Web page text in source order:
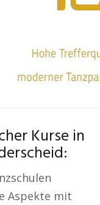
Kurse in
Aspekte mit